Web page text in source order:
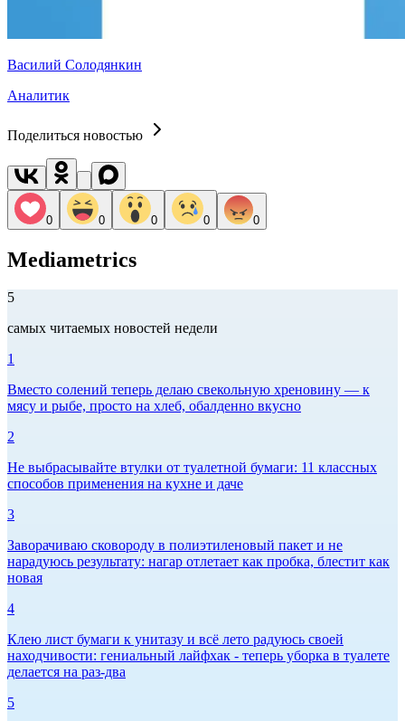
Василий Солодянкин
Аналитик
Поделиться новостью
0 0 0 0 0
Mediametrics
5
самых читаемых новостей недели
1
Вместо солений теперь делаю свекольную хреновину — к
мясу и рыбе, просто на хлеб, обалденно вкусно
2
Не выбрасывайте втулки от туалетной бумаги: 11 классных
способов применения на кухне и даче
3
Заворачиваю сковороду в полиэтиленовый пакет и не
нарадуюсь результату: нагар отлетает как пробка, блестит как
новая
4
Клею лист бумаги к унитазу и всё лето радуюсь своей
находчивости: гениальный лайфхак - теперь уборка в туалете
делается на раз-два
5